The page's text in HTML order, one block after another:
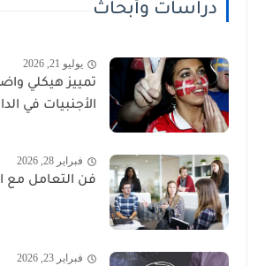
دراسات وأبحاث
يوليو 21, 2026
تمييز هيكلي
الأجنبيات في
فبراير 28, 2026
فن التعامل مع
فبراير 23, 2026